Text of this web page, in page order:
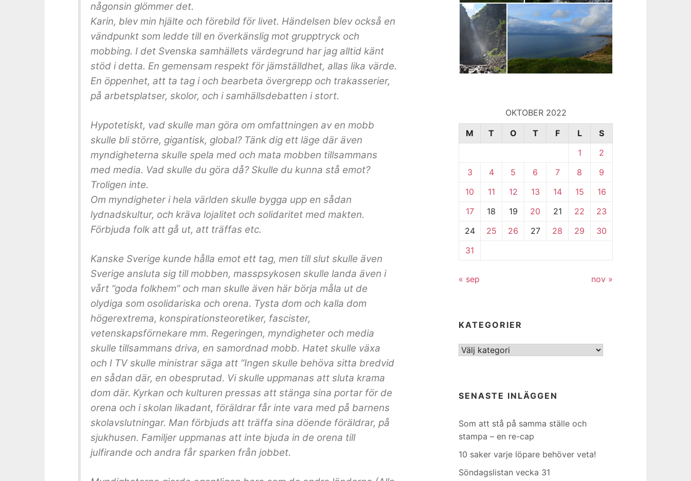
någonsin glömmer det.
Karin, blev min hjälte och förebild för livet. Händelsen blev också en
vändpunkt som ledde till en överkänslig mot grupptryck och
mobbing. I det Svenska samhällets värdegrund har jag alltid känt
stöd i detta. En gemensam respekt för jämställdhet, allas lika värde.
En öppenhet, att ta tag i och bearbeta övergrepp och trakasserier,
på arbetsplatser, skolor, och i samhällsdebatten i stort.
Hypotetiskt, vad skulle man göra om omfattningen av en mobb
skulle bli större, gigantisk, global? Tänk dig ett läge där även
myndigheterna skulle spela med och mata mobben tillsammans
med media. Vad skulle du göra då? Skulle du kunna stå emot?
Troligen inte.
Om myndigheter i hela världen skulle bygga upp en sådan
lydnadskultur, och kräva lojalitet och solidaritet med makten.
Förbjuda folk att gå ut, att träffas etc.
Kanske Sverige kunde hålla emot ett tag, men till slut skulle även
Sverige ansluta sig till mobben, masspsykosen skulle landa även i
vårt ”goda folkhem” och man skulle även här börja måla ut de
olydiga som osolidariska och orena. Tysta dom och kalla dom
högerextrema, konspirationsteoretiker, fascister,
vetenskapsförnekare mm. Regeringen, myndigheter och media
skulle tillsammans driva, en samordnad mobb. Hatet skulle växa
och I TV skulle ministrar säga att ”Ingen skulle behöva sitta bredvid
en sådan där, en obesprutad. Vi skulle uppmanas att sluta krama
dom där. Kyrkan och kulturen pressas att stänga sina portar för de
orena och i skolan likadant, föräldrar får inte vara med på barnens
skolavslutningar. Man förbjuds att träffa sina döende föräldrar, på
sjukhusen. Familjer uppmanas att inte bjuda in de orena till
julfirande och andra får sparken från jobbet.
OKTOBER 2022
M
T O T F L
S
1
2
3
4 5 6 7 8
9
10
11 12 13 14 15
16
17
18 19 20 21 22
23
24
25 26 27 28 29
30
31
« sep nov »
KATEGORIER
Kategorier
SENASTE INLÄGGEN
Som att stå på samma ställe och
stampa – en re-cap
10 saker varje löpare behöver veta!
Söndagslistan vecka 31